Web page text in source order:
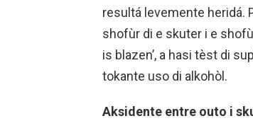
resultá levemente heridá.
shofùr di e skuter i e
is blazen’, a hasi tèst di
tokante uso di alkohòl.
Aksidente entre outo i